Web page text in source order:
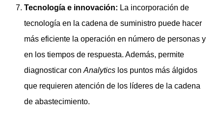
Tecnología e innovación: La incorporación de
tecnología en la cadena de suministro puede hacer
más eficiente la operación en número de personas y
en los tiempos de respuesta. Además, permite
diagnosticar con Analytics los puntos más álgidos
que requieren atención de los líderes de la cadena
de abastecimiento.